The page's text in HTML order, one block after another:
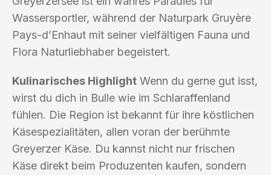
Wassersportler, während der Naturpark Gruyère
Pays-d’Enhaut mit seiner vielfältigen Fauna und
Flora Naturliebhaber begeistert.
Kulinarisches Highlight Wenn du gerne gut isst,
wirst du dich in Bulle wie im Schlaraffenland
fühlen. Die Region ist bekannt für ihre köstlichen
Käsespezialitäten, allen voran der berühmte
Greyerzer Käse. Du kannst nicht nur frischen
Käse direkt beim Produzenten kaufen, sondern